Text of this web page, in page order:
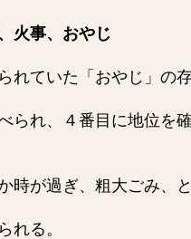
火事、おやじ
れていた「おやじ」の
られ、４番目に地位を
時が過ぎ、粗大ごみ、
れる。